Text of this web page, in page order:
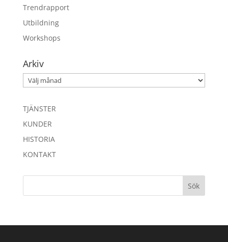
Trendrapport
Utbildning
Workshops
Arkiv
Arkiv
TJÄNSTER
KUNDER
HISTORIA
KONTAKT